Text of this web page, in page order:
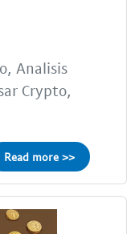
Analisis
Crypto,
Read more >>